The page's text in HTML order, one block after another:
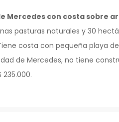
Mercedes con costa sobre
pasturas naturales y 30
costa con pequeña playa
de Mercedes, no tiene